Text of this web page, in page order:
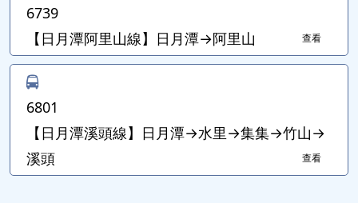
6739
【日月潭阿里山線】日月潭→阿里山
查看
6801
【日月潭溪頭線】日月潭→水里→集集→竹山→
溪頭
查看